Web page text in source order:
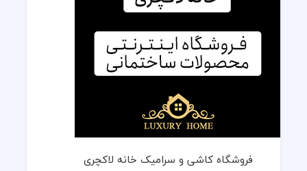
فروشگاه کاشی و سرامیک خانه لاکچری